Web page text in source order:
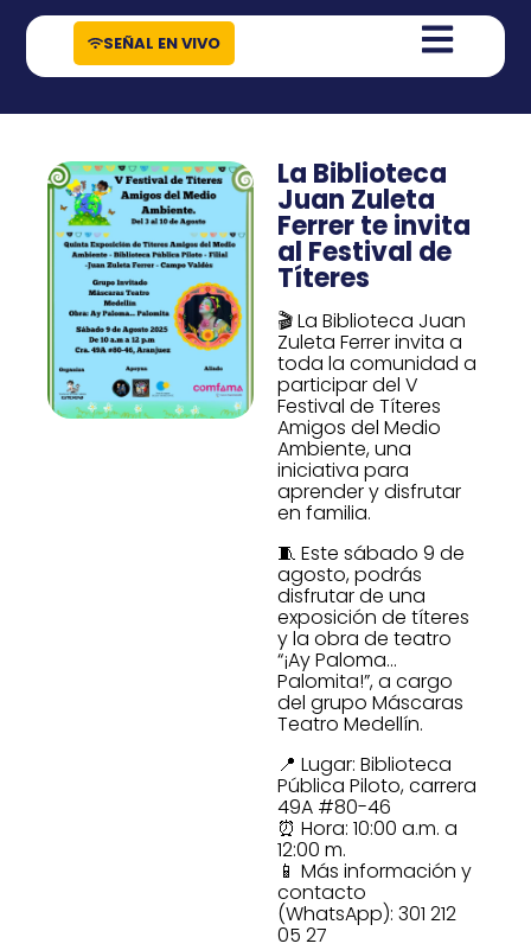
contenido
SEÑAL EN VIVO
La Biblioteca
Juan Zuleta
Ferrer te invita
al Festival de
Títeres
🎬 La Biblioteca Juan
Zuleta Ferrer invita a
toda la comunidad a
participar del V
Festival de Títeres
Amigos del Medio
Ambiente, una
iniciativa para
aprender y disfrutar
en familia.
🧵 Este sábado 9 de
agosto, podrás
disfrutar de una
exposición de títeres
y la obra de teatro
“¡Ay Paloma…
Palomita!”, a cargo
del grupo Máscaras
Teatro Medellín.
📍 Lugar: Biblioteca
Pública Piloto, carrera
49A #80-46
⏰ Hora: 10:00 a.m. a
12:00 m.
📱 Más información y
contacto
(WhatsApp): 301 212
05 27